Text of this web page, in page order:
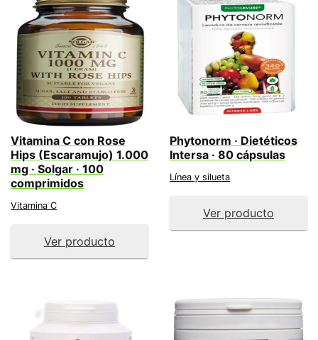
Vitamina C con Rose
Hips (Escaramujo) 1.000
mg · Solgar · 100
comprimidos
Vitamina C
Ver producto
Phytonorm · Dietéticos
Intersa · 80 cápsulas
Línea y silueta
Ver producto